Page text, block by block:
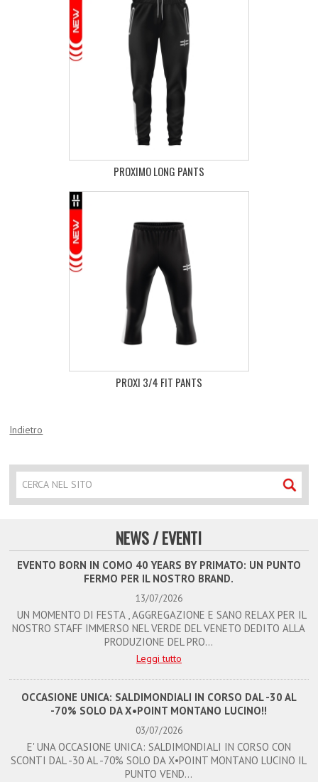
PROXIMO LONG PANTS
PROXI 3/4 FIT PANTS
Indietro
NEWS / EVENTI
EVENTO BORN IN COMO 40 YEARS BY PRIMATO: UN PUNTO
FERMO PER IL NOSTRO BRAND.
13/07/2026
UN MOMENTO DI FESTA , AGGREGAZIONE E SANO RELAX PER IL
NOSTRO STAFF IMMERSO NEL VERDE DEL VENETO DEDITO ALLA
PRODUZIONE DEL PRO...
Leggi tutto
OCCASIONE UNICA: SALDIMONDIALI IN CORSO DAL -30 AL
-70% SOLO DA X•POINT MONTANO LUCINO!!
03/07/2026
E' UNA OCCASIONE UNICA: SALDIMONDIALI IN CORSO CON
SCONTI DAL -30 AL -70% SOLO DA X•POINT MONTANO LUCINO IL
PUNTO VEND...